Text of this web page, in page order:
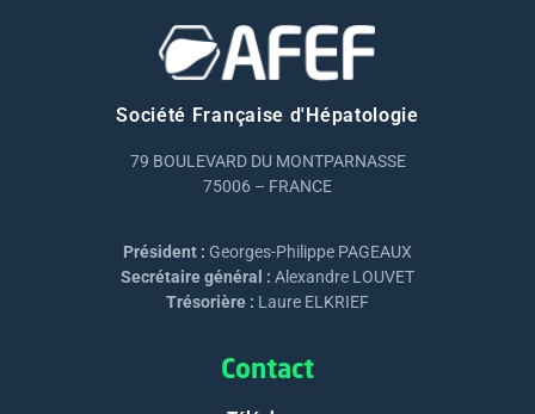
Société Française d'Hépatologie
79 BOULEVARD DU MONTPARNASSE
75006 – FRANCE
Président : Georges-Philippe PAGEAUX
Secrétaire général : Alexandre LOUVET
Trésorière : Laure ELKRIEF
Contact